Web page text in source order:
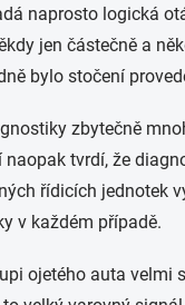
naprosto logická
jen částečně a
bylo stočení
zbytečně
tvrdí, že
řídicích jednotek
v každém případě.
ojetého auta velmi